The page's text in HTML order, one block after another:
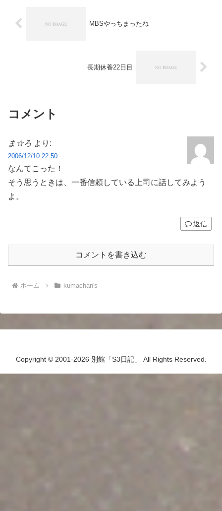
MBSやっちまったね
長期休養22日目
コメント
ま☆ろ より:
2006/12/10 22:50
なんてこった！
そう思うときは、一番信頼している上司に話してみよう
よ。
返信
コメントを書き込む
ホーム kumachan's
Copyright © 2001-2026 別館「S3日記」 All Rights Reserved.